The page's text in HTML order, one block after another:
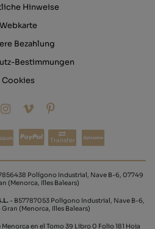
Hinweise
Webkarte
Bezahlung
Bestimmungen
Cookies
Transfer
Polígono Industrial, Nave B-6, 07749
(Menorca, Illes Balears)
- B57787053 Polígono Industrial, Nave B-6,
(Menorca, Illes Balears)
en el Tomo 39 Libro 0 Folio 181 Hoja